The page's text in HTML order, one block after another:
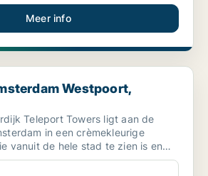
Meer info
Westpoort, Amsterdam
Westpoort,
Teleport Towers ligt aan de
in een crèmekleurige
vanuit de hele stad te zien is en